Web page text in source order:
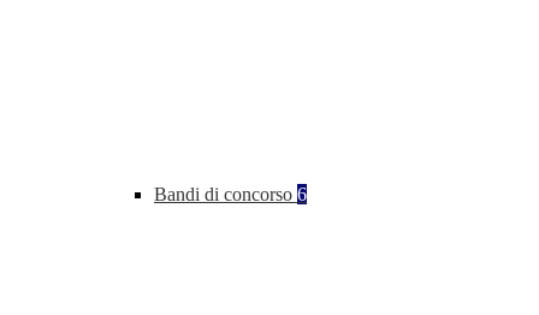
Bandi di concorso 6